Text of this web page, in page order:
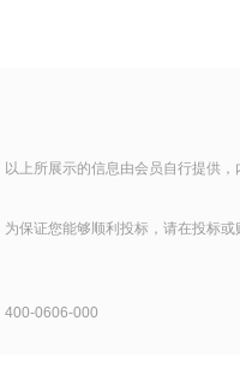
以上所展示的信息由会员自行提供
为保证您能够顺利投标，请在投标
400-0606-000